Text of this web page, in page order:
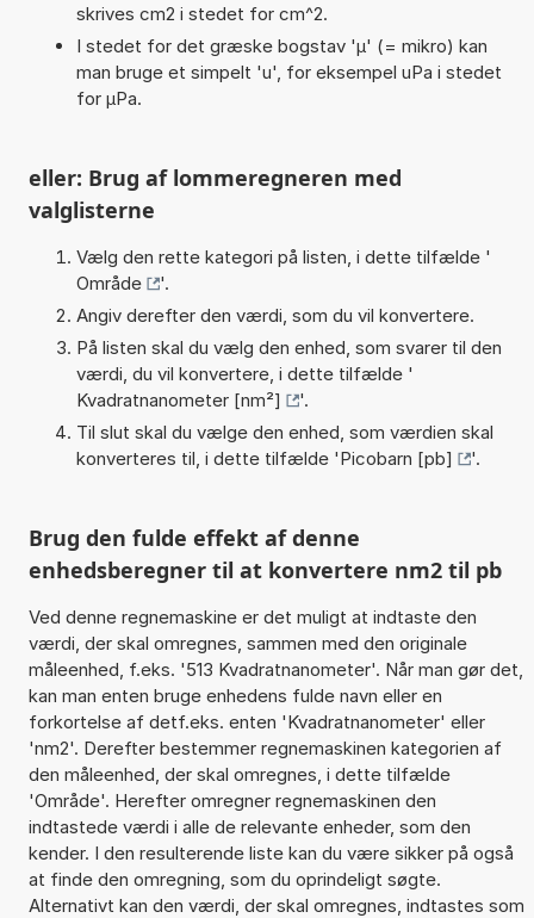
skrives cm2 i stedet for cm^2.
I stedet for det græske bogstav 'µ' (= mikro) kan
man bruge et simpelt 'u', for eksempel uPa i stedet
for µPa.
eller: Brug af lommeregneren med
valglisterne
Vælg den rette kategori på listen, i dette tilfælde '
Område
'.
Angiv derefter den værdi, som du vil konvertere.
På listen skal du vælg den enhed, som svarer til den
værdi, du vil konvertere, i dette tilfælde '
Kvadratnanometer [nm²]
'.
Til slut skal du vælge den enhed, som værdien skal
konverteres til, i dette tilfælde 'Picobarn [pb] '.
Brug den fulde effekt af denne
enhedsberegner til at konvertere nm2 til pb
Ved denne regnemaskine er det muligt at indtaste den
værdi, der skal omregnes, sammen med den originale
måleenhed, f.eks. '513 Kvadratnanometer'. Når man gør det,
kan man enten bruge enhedens fulde navn eller en
forkortelse af detf.eks. enten 'Kvadratnanometer' eller
'nm2'. Derefter bestemmer regnemaskinen kategorien af
den måleenhed, der skal omregnes, i dette tilfælde
'Område'. Herefter omregner regnemaskinen den
indtastede værdi i alle de relevante enheder, som den
kender. I den resulterende liste kan du være sikker på også
at finde den omregning, som du oprindeligt søgte.
Alternativt kan den værdi, der skal omregnes, indtastes som